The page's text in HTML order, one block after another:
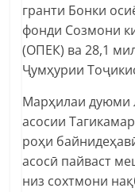
гранти Бонки
фонди Созмони
(ОПЕК) ва 28,1
Ҷумҳурии
Марҳилаи дуюми
асосии
роҳи
асосӣ пайваст
низ сохтмони